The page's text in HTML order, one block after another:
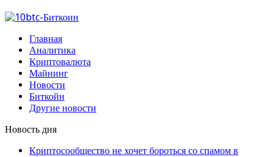
Главная
Аналитика
Криптовалюта
Майнинг
Новости
Биткойн
Другие новости
Новость дня
Криптосообщество не хочет бороться со спамом в